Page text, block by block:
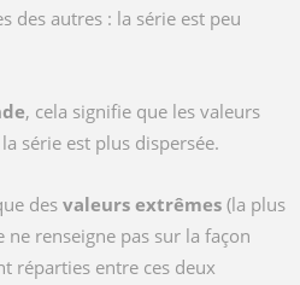
des autres : la série est peu
, cela signifie que les valeurs
série est plus dispersée.
des valeurs extrêmes (la plus
ne renseigne pas sur la façon
réparties entre ces deux